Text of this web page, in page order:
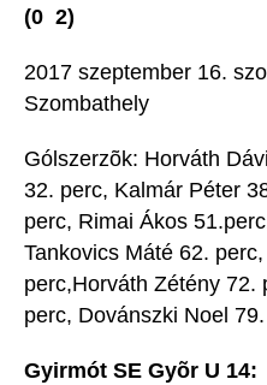
(0  2)
2017 szeptember 16.
Szombathely
Gólszerzõk: Horváth
32. perc, Kalmár Péter
perc, Rimai Ákos
Tankovics Máté 62.
perc,Horváth Zétény 72.
perc, Dovánszki Noel
Gyirmót SE Gyõr U 14: